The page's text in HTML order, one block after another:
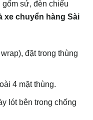
sứ, đèn chiếu
xe chuyển hàng Sài
đặt trong thùng
4 mặt thùng.
lót bên trong chống